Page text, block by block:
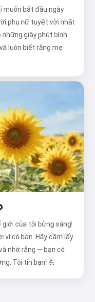
muốn bắt đầu ngày
phụ nữ tuyệt vời nhất
giây phút bình
luôn biết rằng mẹ
của tôi bừng sáng!
vì có bạn. Hãy cầm lấy
nhớ rằng — bạn có
Tôi tin bạn! 💪